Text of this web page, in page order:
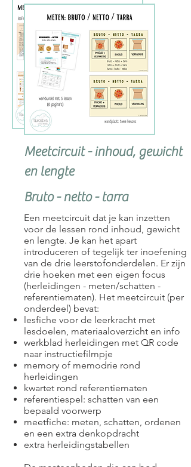
Meetcircuit - inhoud, gewicht
en lengte
Bruto - netto - tarra
Een meetcircuit dat je kan inzetten
voor de lessen rond inhoud, gewicht
en lengte. Je kan het apart
introduceren of tegelijk ter inoefening
van de drie leerstofonderdelen. Er zijn
drie hoeken met een eigen focus
(herleidingen - meten/schatten -
referentiematen). Het meetcircuit (per
onderdeel) bevat:
lesfiche voor de leerkracht met
lesdoelen, materiaaloverzicht en info
werkblad herleidingen met QR code
naar instructiefilmpje
memory of memodrie rond
herleidingen
kwartet rond referentiematen
referentiespel: schatten van een
bepaald voorwerp
meetfiche: meten, schatten, ordenen
en een extra denkopdracht
extra herleidingstabellen